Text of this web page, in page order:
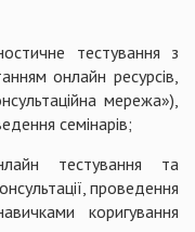
тестування з
онлайн ресурсів,
мережа»),
семінарів;
тестування та
проведення
коригування